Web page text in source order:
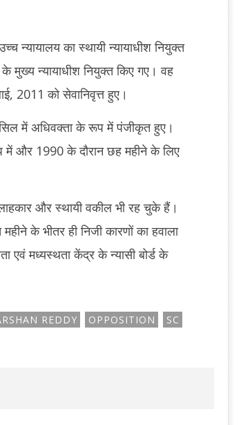
न्यायालय का स्थायी न्यायाधीश नियुक्त
मुख्य न्यायाधीश नियुक्त किए गए। वह
2011 को सेवानिवृत्त हुए।
में अधिवक्ता के रूप में पंजीकृत हुए।
में और 1990 के दौरान छह महीने के लिए
और स्थायी वकील भी रह चुके हैं।
के भीतर ही निजी कारणों का हवाला
एवं मध्यस्थता केंद्र के न्यासी बोर्ड के
REDDY OPPOSITION
SC